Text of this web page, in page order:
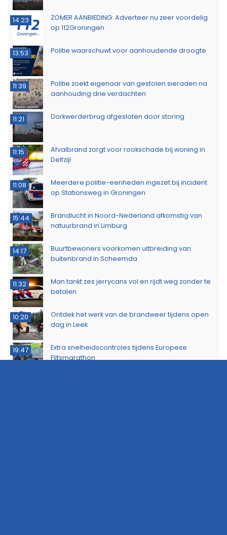
14:23
ZOMER AANBIEDING: Adverteer nu zeer voordelig
op 112Groningen
13:53 Politie waarschuwt voor aanhoudende droogte
11:39
Politie zoekt eigenaar van gestolen sieraden na
aanhouding drie verdachten
11:21 Dorkwerderbrug afgesloten door storing
11:15
Afvalbrand zorgt voor rookschade bij woning in
Delfzijl
11:08
Meerdere politie-eenheden ingezet bij incident
op Stationsweg in Groningen
15:44
Brandlucht in Noord-Nederland afkomstig van
natuurbrand in Limburg
14:17
Buurtbewoners voorkomen uitbreiding van
buitenbrand in Scheemda
11:32
Man tankt zes jerrycans vol en rijdt weg zonder te
betalen
10:20
Ontdek het werk van de brandweer tijdens open
dag in Leek
19:47
Extra snelheidscontroles tijdens Europese
Flitsmarathon